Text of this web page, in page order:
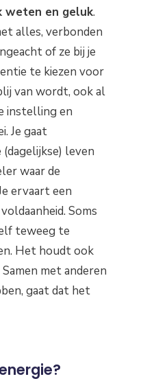
weten en geluk.
alles, verbonden
of ze bij je
te kiezen voor
van wordt, ook al
instelling en
Je gaat
leven
waar de
ervaart een
Soms
teweeg te
Het houdt ook
met anderen
gaat dat het